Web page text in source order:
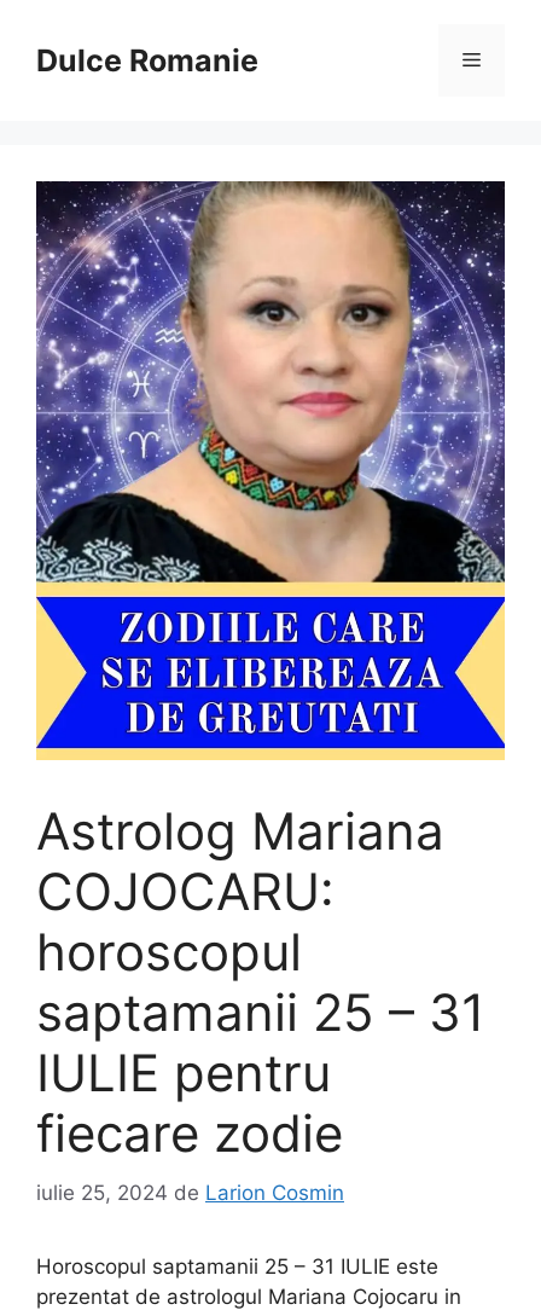
conținutDulce Romanie Meniu
Astrolog Mariana
COJOCARU:
horoscopul
saptamanii 25 – 31
IULIE pentru
fiecare zodie
iulie 25, 2024 de Larion Cosmin
Horoscopul saptamanii 25 – 31 IULIE este
prezentat de astrologul Mariana Cojocaru in